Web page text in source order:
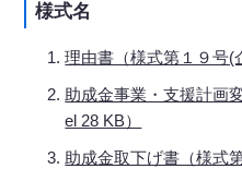
様式名
理由書（様式第１９号(
助成金事業・支援計画
el 28 KB）
助成金取下げ書（様式